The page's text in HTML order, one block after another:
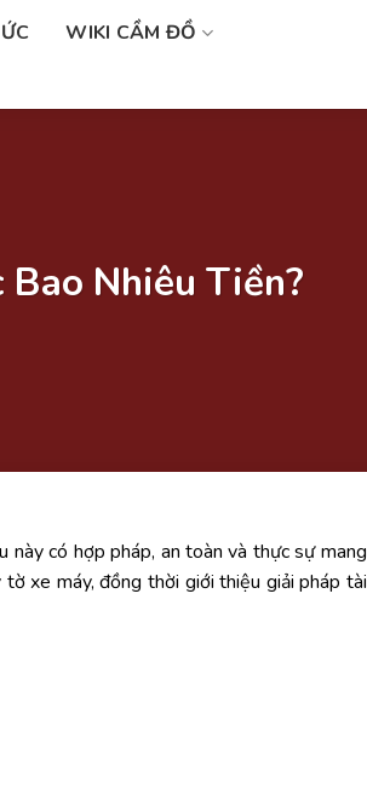
WIKI CẦM ĐỒ
Nhiêu Tiền?
nàycó hợppháp, antoànvà thựcsựmang
tờxe máy,đồng thời giớithiệu giảipháp tài